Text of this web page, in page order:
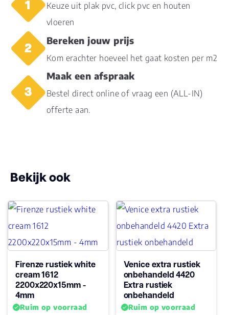
V groef
Vloerverwarming
geschikt
ja
Garantie
Woongebruik
(jaren)
12
Keuze uit plak pvc, click pvc en houten
vloeren
Bereken jouw prijs
Kom erachter hoeveel het gaat kosten per m2
Maak een afspraak
Bestel direct online of vraag een (ALL-IN)
offerte aan.
Bekijk ook
Firenze rustiek white
cream 1612
2200x220x15mm -
4mm
Ruim op voorraad
Venice extra rustiek
onbehandeld 4420
Extra rustiek
onbehandeld
Ruim op voorraad